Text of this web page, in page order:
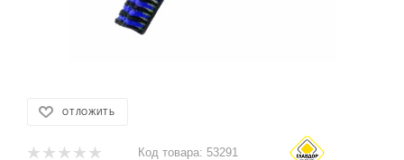
ОТЛОЖИТЬ
Код товара: 53291